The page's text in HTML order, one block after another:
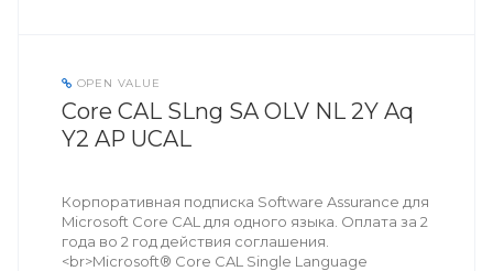
OPEN VALUE
Core CAL SLng SA OLV NL 2Y Aq
Y2 AP UCAL
Корпоративная подписка Software Assurance для
Microsoft Core CAL для одного языка. Оплата за 2
года во 2 год действия соглашения.
<br>Microsoft® Core CAL Single Language